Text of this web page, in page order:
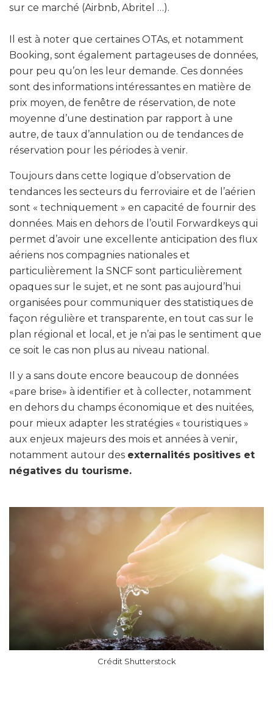
sur ce marché (Airbnb, Abritel …).
Il est à noter que certaines OTAs, et notamment
Booking, sont également partageuses de données,
pour peu qu’on les leur demande. Ces données
sont des informations intéressantes en matière de
prix moyen, de fenêtre de réservation, de note
moyenne d’une destination par rapport à une
autre, de taux d’annulation ou de tendances de
réservation pour les périodes à venir.
Toujours dans cette logique d’observation de
tendances les secteurs du ferroviaire et de l’aérien
sont « techniquement » en capacité de fournir des
données. Mais en dehors de l’outil Forwardkeys qui
permet d’avoir une excellente anticipation des flux
aériens nos compagnies nationales et
particulièrement la SNCF sont particulièrement
opaques sur le sujet, et ne sont pas aujourd’hui
organisées pour communiquer des statistiques de
façon régulière et transparente, en tout cas sur le
plan régional et local, et je n’ai pas le sentiment que
ce soit le cas non plus au niveau national.
Il y a sans doute encore beaucoup de données
«pare brise» à identifier et à collecter, notamment
en dehors du champs économique et des nuitées,
pour mieux adapter les stratégies « touristiques »
aux enjeux majeurs des mois et années à venir,
notamment autour des externalités positives et
négatives du tourisme.
Crédit Shutterstock